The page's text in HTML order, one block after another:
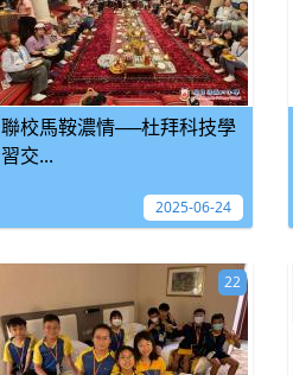
聯校馬鞍濃情──杜拜科技學
習交...
2025-06-24
22